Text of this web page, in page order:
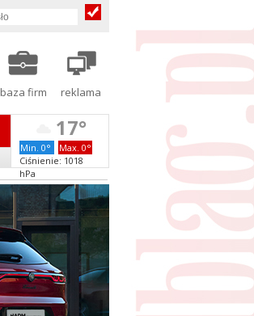
baza firm reklama
17°
Min. 0°
Max. 0°
Ciśnienie: 1018
hPa